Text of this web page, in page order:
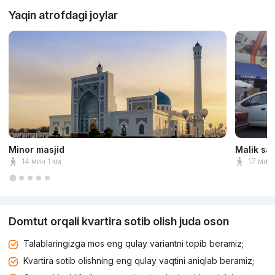
Yaqin atrofdagi joylar
Minor masjid
14 мин 1 км
Malik
17 мин
Domtut orqali kvartira sotib olish juda oson
Talablaringizga mos eng qulay variantni topib beramiz;
Kvartira sotib olishning eng qulay vaqtini aniqlab beramiz;